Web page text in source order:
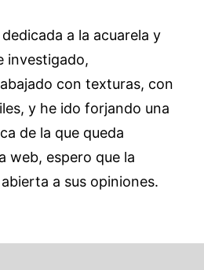
a la acuarela y
investigado,
con texturas, con
y he ido forjando una
de la que queda
web, espero que la
a sus opiniones.